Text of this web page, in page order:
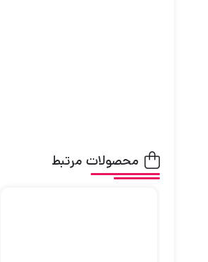
محصولات مرتبط